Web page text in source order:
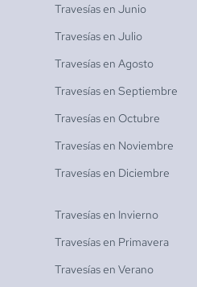
Travesías en Junio
Travesías en Julio
Travesías en Agosto
Travesías en Septiembre
Travesías en Octubre
Travesías en Noviembre
Travesías en Diciembre
Travesías en Invierno
Travesías en Primavera
Travesías en Verano